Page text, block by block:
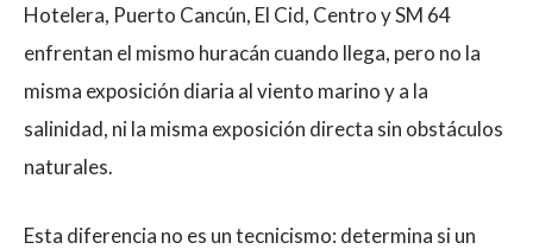
Hotelera, Puerto Cancún, El Cid, Centro y SM 64
enfrentan el mismo huracán cuando llega, pero no la
misma exposición diaria al viento marino y a la
salinidad, ni la misma exposición directa sin obstáculos
naturales.
Esta diferencia no es un tecnicismo: determina si un